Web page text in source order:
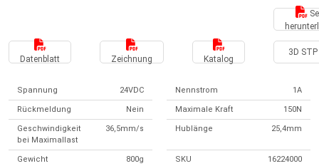
Datenblatt Zeichnung Katalog
3D STP
Spannung 24VDC Nennstrom 1A
Rückmeldung Nein Maximale Kraft 150N
Geschwindigkeit
bei Maximallast
36,5mm/s Hublänge 25,4mm
Gewicht 800g SKU 16224000